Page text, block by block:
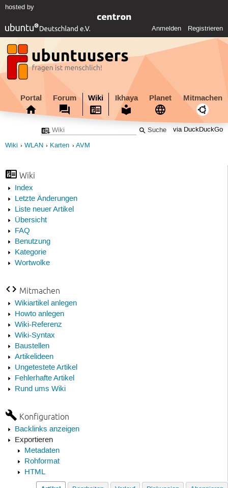
hosted by
Anmelden Registrieren
Portal Forum Wiki Ikhaya Planet Mitmachen
via DuckDuckGo
Wiki WLAN Karten AVM
Wiki
Index
Letzte Änderungen
Liste neuer Artikel
Übersicht
FAQ
Benutzung
Kategorie
Wortwolke
Mitmachen
Wikiartikel anlegen
Howto anlegen
Wiki-Referenz
Wiki-Syntax
Baustellen
Artikelideen
Ungetestete Artikel
Fehlerhafte Artikel
Rund ums Wiki
Konfiguration
Backlinks anzeigen
Exportieren
Metadaten
Rohformat
HTML